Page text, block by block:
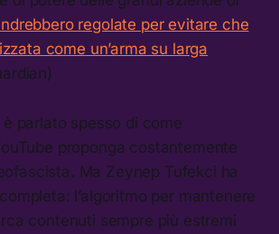
regolate per evitare che
come un’arma su larga
parlato spesso di come
proponga costantemente
Ma Zeynep Tufekci ha
l’algoritmo per mantenere
contenuti sempre più estremi